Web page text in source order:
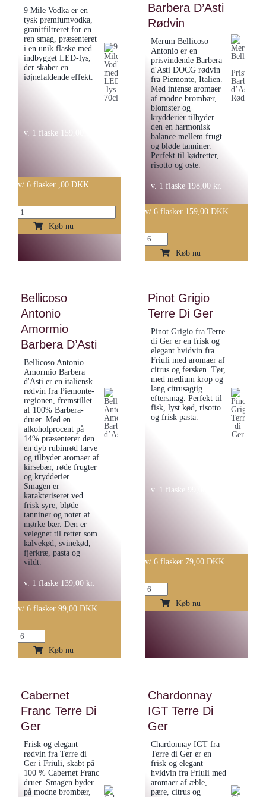
Truffiere
Bordeaux
2016
antal
9 Mile Vodka er en
tysk premiumvodka,
granitfiltreret for en
ren smag, præsenteret
i en unik flaske med
indbygget LED-lys,
der skaber en
iøjnefaldende effekt.
v. 1 flaske 159,00
v/ 6 flasker ,00 DKK
9
70cl
antal
Køb nu
Barbera D’Asti
Rødvin
Merum Bellicoso
Antonio er en
prisvindende Barbera
d'Asti DOCG rødvin
fra Piemonte, Italien.
Med intense aromaer
af modne brombær,
blomster og
krydderier tilbyder
den en harmonisk
balance mellem frugt
og bløde tanniner.
Perfekt til kødretter,
risotto og oste.
v. 1 flaske 198,00 kr.
v/ 6 flasker 159,00 DKK
Merum
Bellicoso
Barbera
d'Asti
Rødvin
antal
Køb nu
Bellicoso
Antonio
Amormio
Barbera D’Asti
Bellicoso Antonio
Amormio Barbera
d'Asti er en italiensk
rødvin fra Piemonte-
regionen, fremstillet
af 100% Barbera-
druer. Med en
alkoholprocent på
14% præsenterer den
en dyb rubinrød farve
og tilbyder aromaer af
kirsebær, røde frugter
og krydderier.
Smagen er
karakteriseret ved
frisk syre, bløde
tanniner og noter af
mørke bær. Den er
velegnet til retter som
kalvekød, svinekød,
fjerkræ, pasta og
vildt.
v. 1 flaske 139,00 kr.
v/ 6 flasker 99,00 DKK
Bellicoso
Antonio
d'Asti
antal
Køb nu
Pinot Grigio
Terre Di Ger
Pinot Grigio fra Terre
di Ger er en frisk og
elegant hvidvin fra
Friuli med aromaer af
citrus og fersken. Tør,
med medium krop og
lang citrusagtig
eftersmag. Perfekt til
fisk, lyst kød, risotto
og frisk pasta.
v. 1 flaske
v/ 6 flasker 79,00 DKK
Pinot
Grigio
Køb nu
Cabernet
Franc Terre Di
Ger
Frisk og elegant
rødvin fra Terre di
Ger i Friuli, skabt på
100 % Cabernet Franc
druer. Smagen byder
på modne brombær,
Chardonnay
IGT Terre Di
Ger
Chardonnay IGT fra
Terre di Ger er en
frisk og elegant
hvidvin fra Friuli med
aromaer af æble,
pære, citrus og